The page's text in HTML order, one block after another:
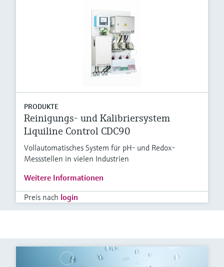
PRODUKTE
Reinigungs- und Kalibriersystem
Liquiline Control CDC90
Vollautomatisches System für pH- und Redox-
Messstellen in vielen Industrien
Weitere Informationen
Preis nach login